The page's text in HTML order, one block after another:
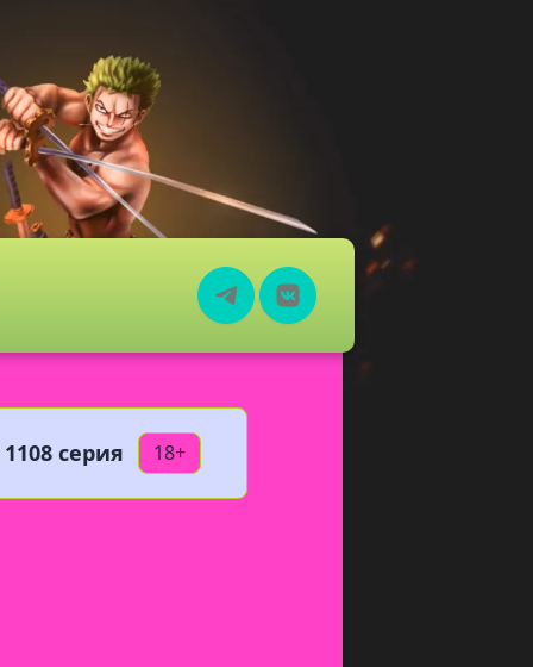
серия 18+